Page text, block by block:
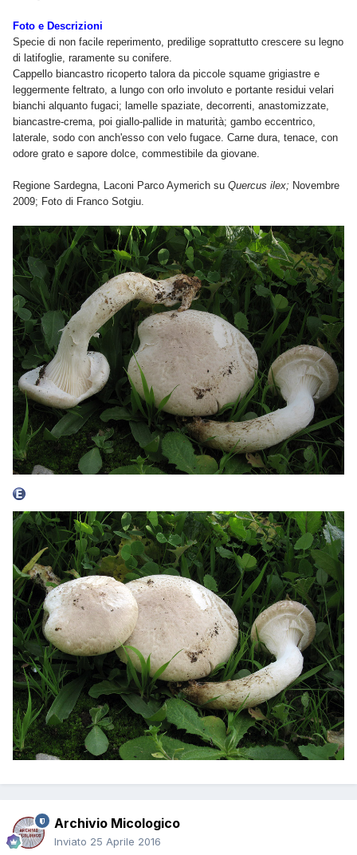
Foto e Descrizioni
Specie di non facile reperimento, predilige soprattutto crescere su legno
di latifoglie, raramente su conifere.
Cappello biancastro ricoperto talora da piccole squame grigiastre e
leggermente feltrato, a lungo con orlo involuto e portante residui velari
bianchi alquanto fugaci; lamelle spaziate, decorrenti, anastomizzate,
biancastre-crema, poi giallo-pallide in maturità; gambo eccentrico,
laterale, sodo con anch'esso con velo fugace. Carne dura, tenace, con
odore grato e sapore dolce, commestibile da giovane.
Regione Sardegna, Laconi Parco Aymerich su Quercus ilex; Novembre
2009; Foto di Franco Sotgiu.
Archivio Micologico
Inviato 25 Aprile 2016